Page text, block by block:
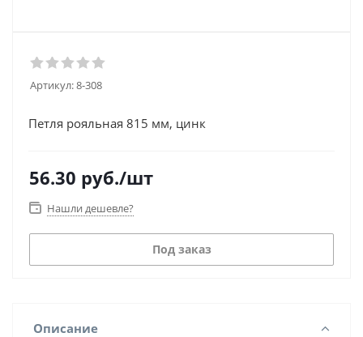
Артикул:8-308
Петля рояльная 815 мм, цинк
56.30 руб./шт
Нашли дешевле?
Под заказ
Описание